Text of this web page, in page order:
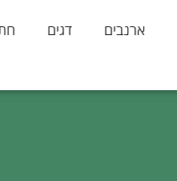
ארנבים דגים